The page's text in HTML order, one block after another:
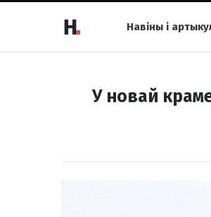
Навіны і
У новай